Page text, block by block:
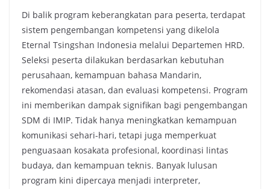
Di balik program keberangkatan para peserta, terdapat
sistem pengembangan kompetensi yang dikelola
Eternal Tsingshan Indonesia melalui Departemen HRD.
Seleksi peserta dilakukan berdasarkan kebutuhan
perusahaan, kemampuan bahasa Mandarin,
rekomendasi atasan, dan evaluasi kompetensi. Program
ini memberikan dampak signifikan bagi pengembangan
SDM di IMIP. Tidak hanya meningkatkan kemampuan
komunikasi sehari-hari, tetapi juga memperkuat
penguasaan kosakata profesional, koordinasi lintas
budaya, dan kemampuan teknis. Banyak lulusan
program kini dipercaya menjadi interpreter,